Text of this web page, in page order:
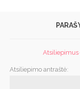
Atsiliepimus
Atsiliepimo antraštė: